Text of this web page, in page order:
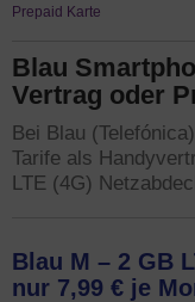
Prepaid Karte
Blau
Vertrag oder
Bei Blau
Tarife als
LTE (4G)
Blau M – 2 GB
nur 7,99 € je